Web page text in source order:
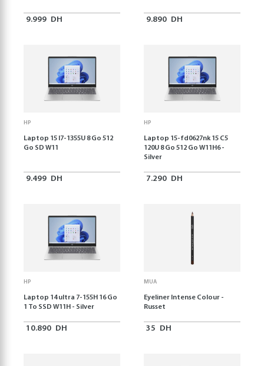
9.999 DH 9.890 DH
HP
Laptop 15 I7-1355U 8 Go 512
Go SD W11
9.499 DH
HP
Laptop 15-fd0627nk 15 C5
120U 8 Go 512 Go W11H6 -
Silver
7.290 DH
HP
Laptop 14 ultra 7-155H 16 Go
1 To SSD W11H - Silver
10.890 DH
MUA
Eyeliner Intense Colour -
Russet
35 DH